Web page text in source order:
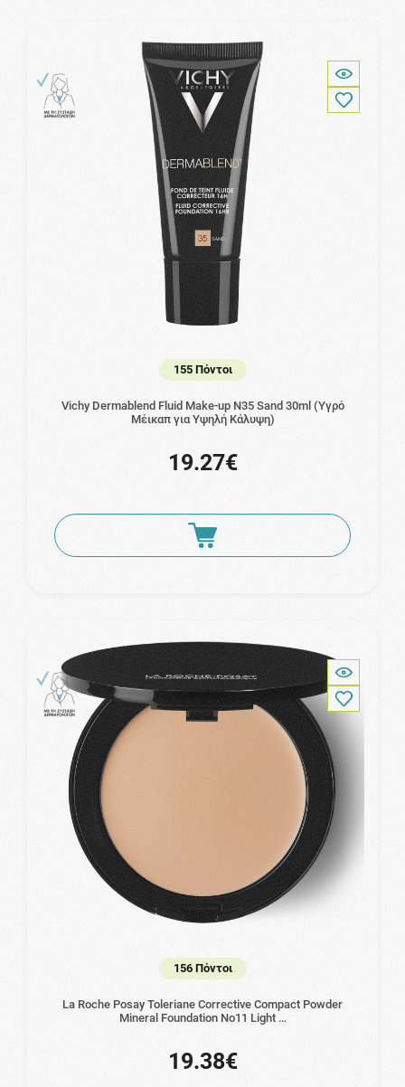
155 Πόντοι
Vichy Dermablend Fluid Make-up N35 Sand 30ml (Υγρό
Μέικαπ για Yψηλή Kάλυψη)
19.27€
156 Πόντοι
La Roche Posay Toleriane Corrective Compact Powder
Mineral Foundation No11 Light …
19.38€